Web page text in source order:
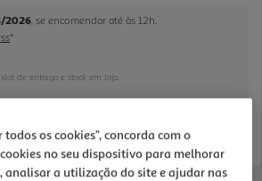
de alta precisão e à escova
de cerâmica de alta
acabamento perfeito - para
que nunca passam
2026 , se encomendar até às 12h.
*
de entrega e stock em loja.
os cookies", concorda com o
no seu dispositivo para melhorar
analisar a utilização do site e ajudar nas